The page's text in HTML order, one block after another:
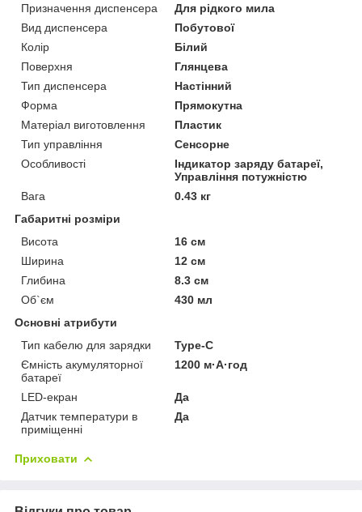
Призначення диспенсера
Для рідкого мила
Вид диспенсера
Побутової
Колір
Білий
Поверхня
Глянцева
Тип диспенсера
Настінний
Форма
Прямокутна
Матеріал виготовлення
Пластик
Тип управління
Сенсорне
Особливості
Індикатор заряду батареї,
Управління потужністю
Вага
0.43 кг
Габаритні розміри
Висота
16 см
Ширина
12 см
Глибина
8.3 см
Об`єм
430 мл
Основні атрибути
Тип кабелю для зарядки
Type-C
Ємність акумуляторної
батареї
1200 м·А·год
LED-екран
Да
Датчик температури в
приміщенні
Да
Приховати